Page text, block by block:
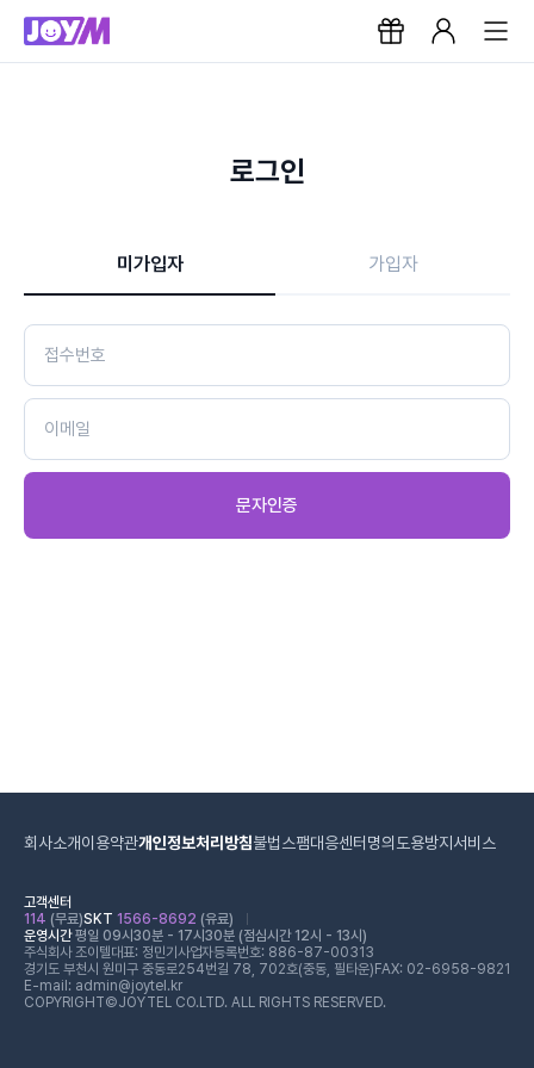
로그인
미가입자 가입자
문자인증
회사소개이용약관개인정보처리방침불법스팸대응센터 명의도용방지서비스
고객센터
114 (무료)SKT 1566-8692 (유료)
운영시간평일 09시30분 - 17시30분 (점심시간 12시 - 13시)
주식회사 조이텔대표: 정민기 사업자등록번호: 886-87-00313
경기도 부천시 원미구 중동로254번길 78, 702호(중동, 필타운) FAX: 02-6958-9821
E-mail: admin@joytel.kr
COPYRIGHT©JOYTEL CO.LTD. ALL RIGHTS RESERVED.